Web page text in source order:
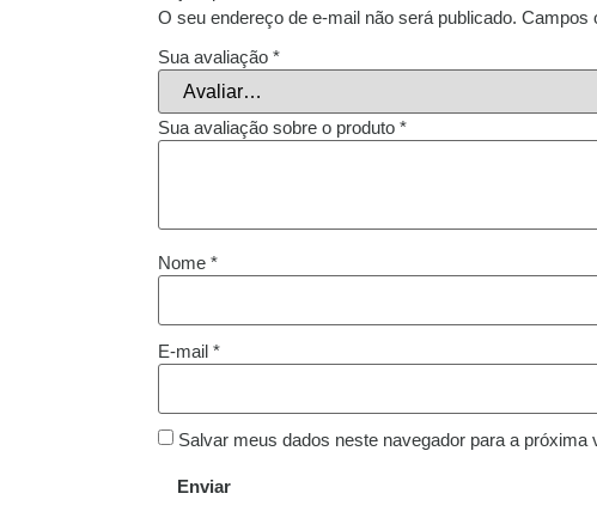
O seu endereço de e-mail não será publicado. Campos
Sua avaliação *
Sua avaliação sobre o produto *
Nome *
E-mail *
Salvar meus dados neste navegador para a próxima